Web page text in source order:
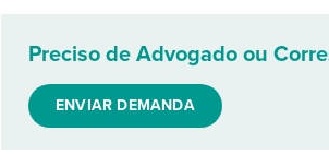
Preciso de Advogado ou
ENVIAR DEMANDA